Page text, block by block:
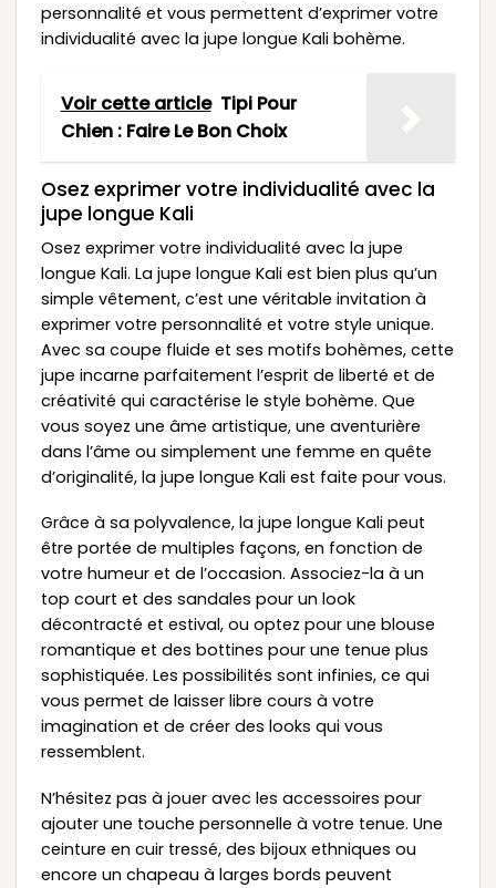
personnalité et vous permettent d’exprimer votre
individualité avec la jupe longue Kali bohème.
Voir cette article Tipi Pour
Chien : Faire Le Bon Choix
Osez exprimer votre individualité avec la
jupe longue Kali
Osez exprimer votre individualité avec la jupe
longue Kali. La jupe longue Kali est bien plus qu’un
simple vêtement, c’est une véritable invitation à
exprimer votre personnalité et votre style unique.
Avec sa coupe fluide et ses motifs bohèmes, cette
jupe incarne parfaitement l’esprit de liberté et de
créativité qui caractérise le style bohème. Que
vous soyez une âme artistique, une aventurière
dans l’âme ou simplement une femme en quête
d’originalité, la jupe longue Kali est faite pour vous.
Grâce à sa polyvalence, la jupe longue Kali peut
être portée de multiples façons, en fonction de
votre humeur et de l’occasion. Associez-la à un
top court et des sandales pour un look
décontracté et estival, ou optez pour une blouse
romantique et des bottines pour une tenue plus
sophistiquée. Les possibilités sont infinies, ce qui
vous permet de laisser libre cours à votre
imagination et de créer des looks qui vous
ressemblent.
N’hésitez pas à jouer avec les accessoires pour
ajouter une touche personnelle à votre tenue. Une
ceinture en cuir tressé, des bijoux ethniques ou
encore un chapeau à larges bords peuvent